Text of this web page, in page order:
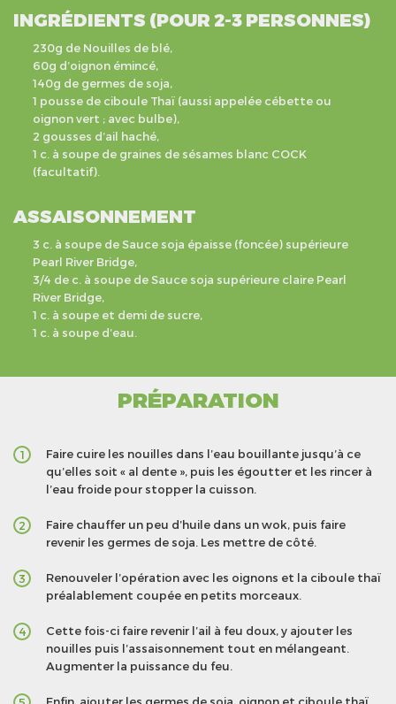
INGRÉDIENTS (POUR 2-3 PERSONNES)
230g de Nouilles de blé,
60g d’oignon émincé,
140g de germes de soja,
1 pousse de ciboule Thaï (aussi appelée cébette ou
oignon vert ; avec bulbe),
2 gousses d’ail haché,
1 c. à soupe de graines de sésames blanc COCK
(facultatif).
ASSAISONNEMENT
3 c. à soupe de Sauce soja épaisse (foncée) supérieure
Pearl River Bridge,
3/4 de c. à soupe de Sauce soja supérieure claire Pearl
River Bridge,
1 c. à soupe et demi de sucre,
1 c. à soupe d’eau.
PRÉPARATION
1
Faire cuire les nouilles dans l’eau bouillante jusqu’à ce
qu’elles soit « al dente », puis les égoutter et les rincer à
l’eau froide pour stopper la cuisson.
2
Faire chauffer un peu d’huile dans un wok, puis faire
revenir les germes de soja. Les mettre de côté.
3
Renouveler l’opération avec les oignons et la ciboule thaï
préalablement coupée en petits morceaux.
4
Cette fois-ci faire revenir l’ail à feu doux, y ajouter les
nouilles puis l’assaisonnement tout en mélangeant.
Augmenter la puissance du feu.